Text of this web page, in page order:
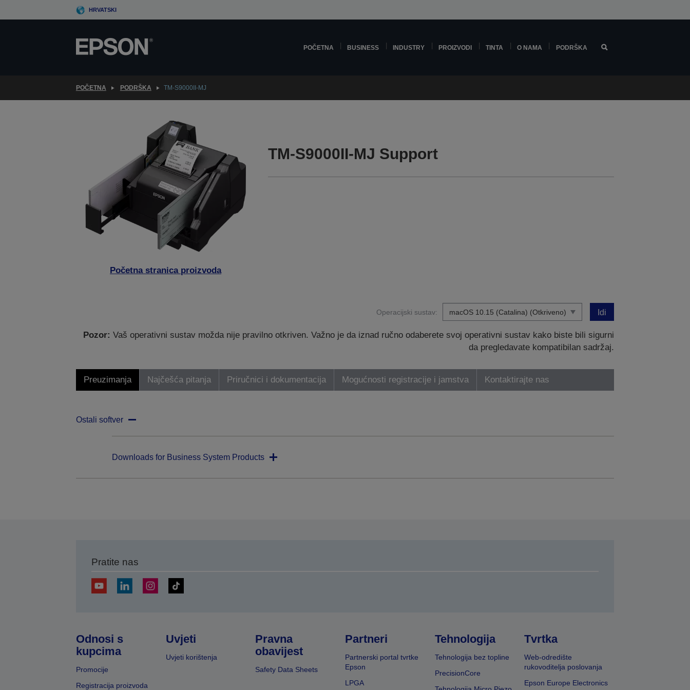
to
HRVATSKI
POČETNA BUSINESS INDUSTRY PROIZVODI TINTA O NAMA PODRŠKA
POČETNA PODRŠKA TM-S9000II-MJ
Početna stranica proizvoda
TM-S9000II-MJ Support
Operacijski sustav: Idi
Pozor: Vaš operativni sustav možda nije pravilno otkriven. Važno je da iznad ručno odaberete svoj operativni sustav kako biste bili sigurni
da pregledavate kompatibilan sadržaj.
Preuzimanja Najčešća pitanja Priručnici i dokumentacija Mogućnosti registracije i jamstva Kontaktirajte nas
Ostali softver
Downloads for Business System Products
Pratite nas
Odnosi s
kupcima
Promocije
Registracija proizvoda
Uvjeti
Uvjeti korištenja
Pravna
obavijest
Safety Data Sheets
Partneri
Partnerski portal tvrtke
Epson
LPGA
Tehnologija
Tehnologija bez topline
PrecisionCore
Tvrtka
Web-odredište
rukovoditelja poslovanja
Epson Europe Electronics